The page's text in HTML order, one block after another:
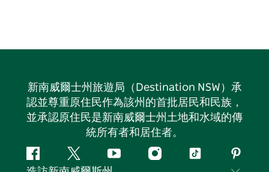
新南威爾士州旅遊局（Destination NSW）承
認並尊重原住民作為該州的首批居民和民族，
並承認原住民是新南威爾士州土地和水域的傳
統所有者和居住者。
Facebook嘰
Youtube Instagram
抖